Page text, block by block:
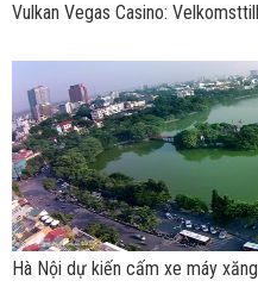
Vulkan Vegas Casino:
Hà Nội dự kiến cấm xe máy